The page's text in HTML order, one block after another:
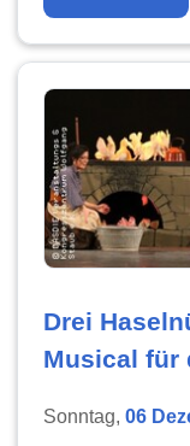
Drei
Musical für
Sonntag, 06